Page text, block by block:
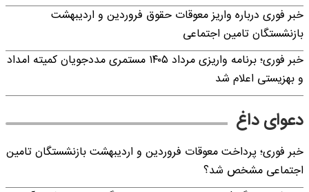
خبر فوری درباره واریز معوقات حقوق فروردین و اردیبهشت
بازنشستگان تامین اجتماعی
خبر فوری؛ برنامه واریزی مرداد ۱۴۰۵ مستمری مددجویان کمیته امداد
و بهزیستی اعلام شد
دعوای داغ
خبر فوری؛ پرداخت معوقات فروردین و اردیبهشت بازنشستگان تامین
اجتماعی مشخص شد؟